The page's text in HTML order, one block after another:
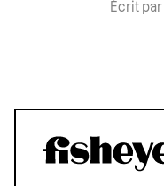
Écrit par